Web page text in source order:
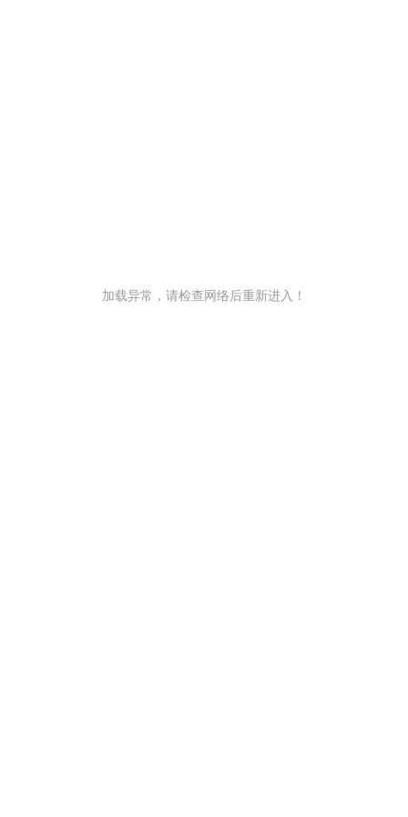
加载异常，请检查网络后重新进入！